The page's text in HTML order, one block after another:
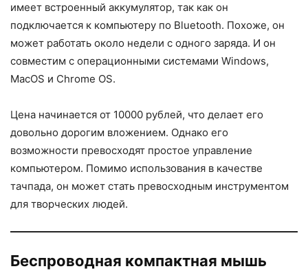
имеет встроенный аккумулятор, так как он
подключается к компьютеру по Bluetooth. Похоже, он
может работать около недели с одного заряда. И он
совместим с операционными системами Windows,
MacOS и Chrome OS.
Цена начинается от 10000 рублей, что делает его
довольно дорогим вложением. Однако его
возможности превосходят простое управление
компьютером. Помимо использования в качестве
тачпада, он может стать превосходным инструментом
для творческих людей.
Беспроводная компактная мышь